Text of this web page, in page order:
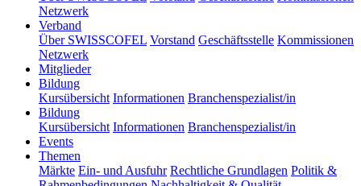
Netzwerk
Verband
Über SWISSCOFEL Vorstand Geschäftsstelle Kommissionen
Netzwerk
Mitglieder(current)
Bildung(current)
Kursübersicht Informationen Branchenspezialist/in
Bildung(current)
Kursübersicht Informationen Branchenspezialist/in
Events(current)
Themen
Märkte Ein- und Ausfuhr Rechtliche Grundlagen Politik &